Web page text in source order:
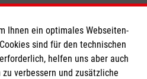
Ihnen ein optimales Webseiten-
sind für den technischen
helfen uns aber auch
verbessern und zusätzliche